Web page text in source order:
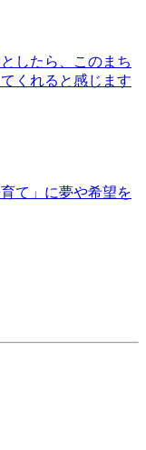
したら、このまち
くれると感じます
て」に夢や希望を